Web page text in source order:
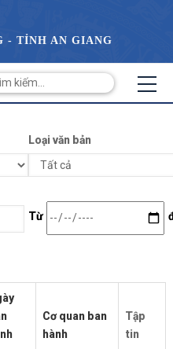
- TỈNH AN GIANG
Loại văn bản
Từ
Cơ quan ban
hành
Tập
tin